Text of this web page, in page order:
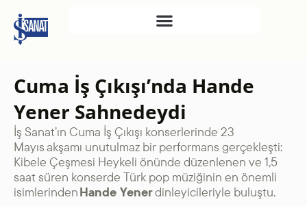
SAHNE SANATLARI
TÜRKIYE İŞ BANKASI
RESIM HEYKEL MÜZESI
TÜRKIYE İŞ BANKASI
MÜZESI
İKTISADI BAĞIMSIZLIK
Cuma İş Çıkışı’nda Hande
Yener Sahnedeydi
İş Sanat’ın Cuma İş Çıkışı konserlerinde 23
Mayısakşamı unutulmaz bir performans gerçekleşti:
Kibele Çeşmesi Heykeli önünde düzenlenen ve 1,5
saat süren konserde Türk pop müziğinin en önemli
isimlerindenHande Yenerdinleyicileriyle buluştu.